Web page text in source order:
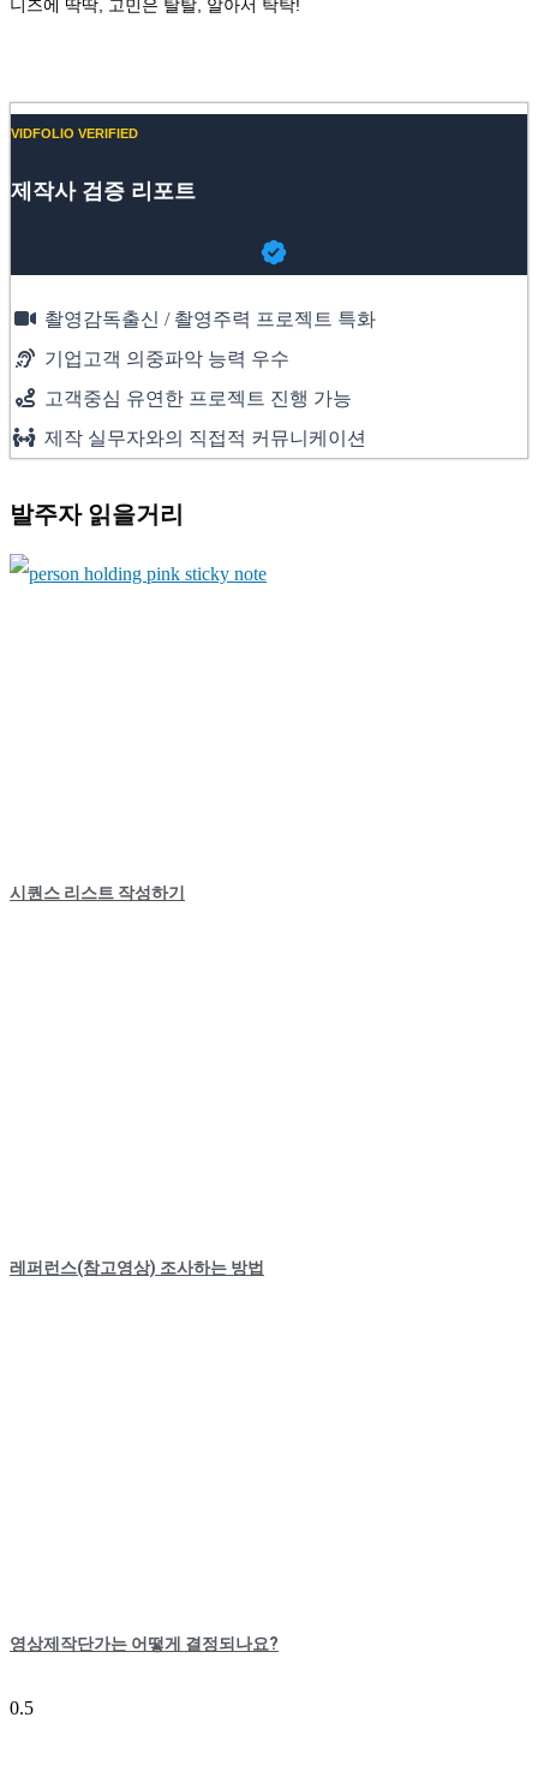
니즈에 딱딱, 고민은 탈탈, 알아서 탁탁!
VIDFOLIO VERIFIED
제작사 검증 리포트
촬영감독출신 / 촬영주력 프로젝트 특화
기업고객 의중파악 능력 우수
고객중심 유연한 프로젝트 진행 가능
제작 실무자와의 직접적 커뮤니케이션
발주자 읽을거리
시퀀스 리스트 작성하기
레퍼런스(참고영상) 조사하는 방법
영상제작단가는 어떻게 결정되나요?